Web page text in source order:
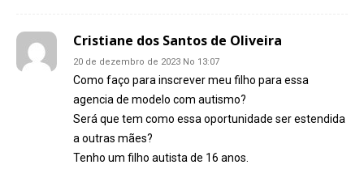
Cristiane dos Santos de Oliveira
20 de dezembro de 2023 No 13:07
Como faço para inscrever meu filho para essa
agencia de modelo com autismo?
Será que tem como essa oportunidade ser estendida
a outras mães?
Tenho um filho autista de 16 anos.